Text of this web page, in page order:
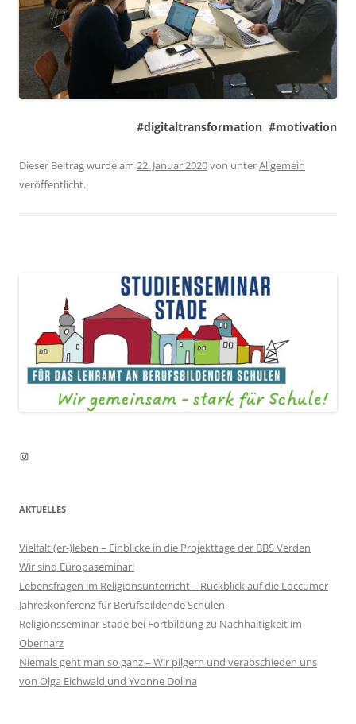
#digitaltransformation #motivation
Dieser Beitrag wurde am 22. Januar 2020von unterAllgemein
veröffentlicht.
Instagram
AKTUELLES
Vielfalt (er-)leben – Einblicke in die Projekttage der BBS Verden
Wir sind Europaseminar!
Lebensfragen im Religionsunterricht – Rückblick auf die Loccumer
Jahreskonferenz für Berufsbildende Schulen
Religionsseminar Stade bei Fortbildung zu Nachhaltigkeit im
Oberharz
Niemals geht man so ganz – Wir pilgern und verabschieden uns
von Olga Eichwald und Yvonne Dolina